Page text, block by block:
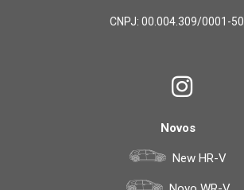
CNPJ: 00.004.309/0001-50
Novos
New HR-V